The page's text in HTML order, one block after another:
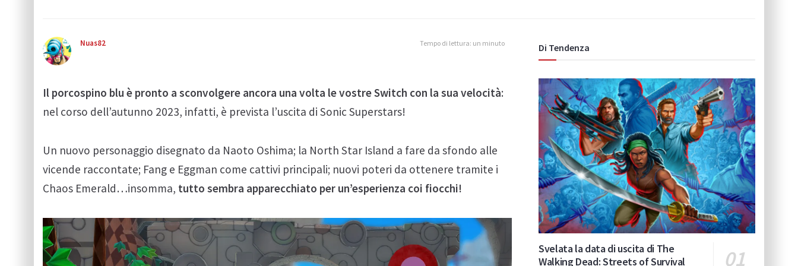
Nuas82 Tempo di lettura: un minuto
Il porcospino blu è pronto a sconvolgere ancora una volta le vostre Switch con la sua velocità:
nel corso dell’autunno 2023, infatti, è prevista l’uscita di Sonic Superstars!
Un nuovo personaggio disegnato da Naoto Oshima; la North Star Island a fare da sfondo alle
vicende raccontate; Fang e Eggman come cattivi principali; nuovi poteri da ottenere tramite i
Chaos Emerald…insomma, tutto sembra apparecchiato per un’esperienza coi fiocchi!
Di Tendenza
Svelata la data di uscita di The
Walking Dead: Streets of Survival